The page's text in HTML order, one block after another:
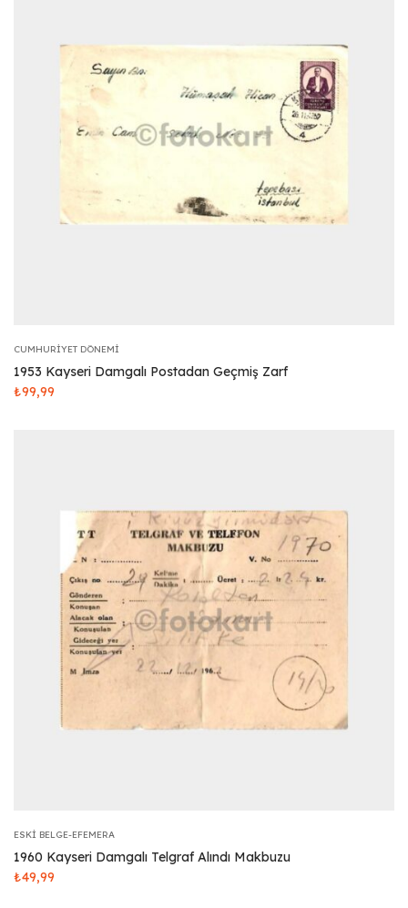
CUMHURIYET DÖNEMI
1953 Kayseri Damgalı Postadan Geçmiş Zarf
₺99,99
ESKI BELGE-EFEMERA
1960 Kayseri Damgalı Telgraf Alındı Makbuzu
₺49,99